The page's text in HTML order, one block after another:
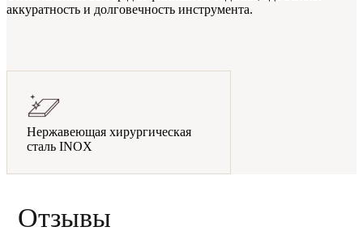
аккуратность и долговечность инструмента.
Нержавеющая хирургическая
сталь INOX
Отзывы